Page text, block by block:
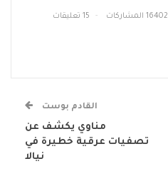
16402 المشاركات 15 تعليقات
القادم بوست
مناوي يكشف عن
تصفيات عرقية خطيرة في
نيالا